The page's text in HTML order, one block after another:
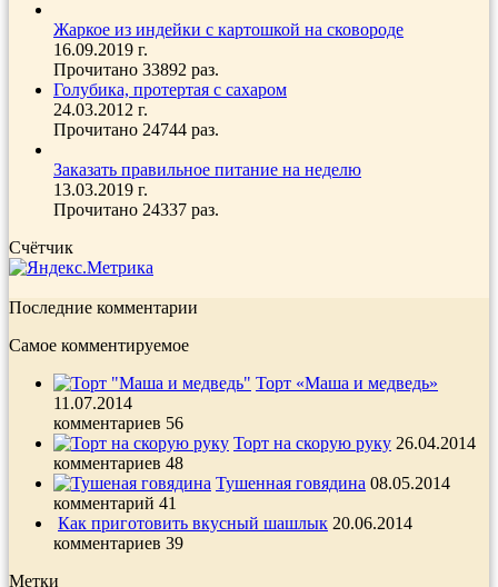
Жаркое из индейки с картошкой на сковороде
16.09.2019 г.
Прочитано 33892 раз.
Голубика, протертая с сахаром
24.03.2012 г.
Прочитано 24744 раз.
Заказать правильное питание на неделю
13.03.2019 г.
Прочитано 24337 раз.
Счётчик
Последние комментарии
Самое комментируемое
Торт «Маша и медведь»
11.07.2014
комментариев 56
Торт на скорую руку 26.04.2014
комментариев 48
Тушенная говядина 08.05.2014
комментарий 41
Как приготовить вкусный шашлык 20.06.2014
комментариев 39
Метки